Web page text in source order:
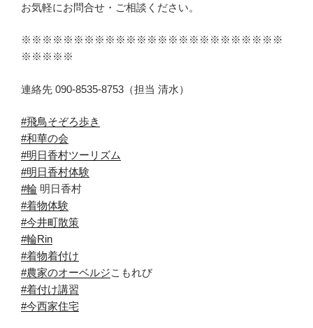
お気軽にお問合せ・ご相談ください。
※※※※※※※※※※※※※※※※※※※※※※※※※
※※※※※
連絡先 090-8535-8753（担当 清水）
#飛鳥そぞろ歩き
#和華の会
#明日香村ツーリズム
#明日香村体験
#輪 明日香村
#着物体験
#今井町散策
#輪Rin
#着物着付け
#農家のオーベルジこもれび
#着付け講習
#今西家住宅